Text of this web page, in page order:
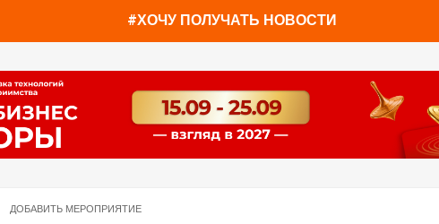
#ХОЧУ ПОЛУЧАТЬ НОВОСТИ
ДОБАВИТЬ МЕРОПРИЯТИЕ